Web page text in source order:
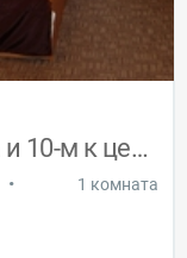
Квартира-7мин отЖ/Д в-ла и 10-м к центру
• 1 комната